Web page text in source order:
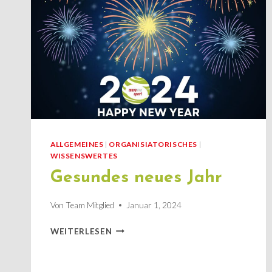
ALLGEMEINES | ORGANISIATORISCHES |
WISSENSWERTES
Gesundes neues Jahr
Von Team Mitglied Januar 1, 2024
WEITERLESEN GESUNDES